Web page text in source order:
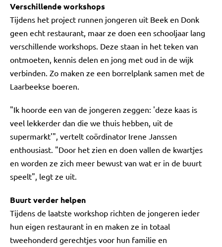
Verschillende workshops
Tijdens het project runnen jongeren uit Beek en Donk
geen echt restaurant, maar ze doen een schooljaar lang
verschillende workshops. Deze staan in het teken van
ontmoeten, kennis delen en jong met oud in de wijk
verbinden. Zo maken ze een borrelplank samen met de
Laarbeekse boeren.
"Ik hoorde een van de jongeren zeggen: 'deze kaas is
veel lekkerder dan die we thuis hebben, uit de
supermarkt'", vertelt coördinator Irene Janssen
enthousiast. "Door het zien en doen vallen de kwartjes
en worden ze zich meer bewust van wat er in de buurt
speelt", legt ze uit.
Buurt verder helpen
Tijdens de laatste workshop richten de jongeren ieder
hun eigen restaurant in en maken ze in totaal
tweehonderd gerechtjes voor hun familie en